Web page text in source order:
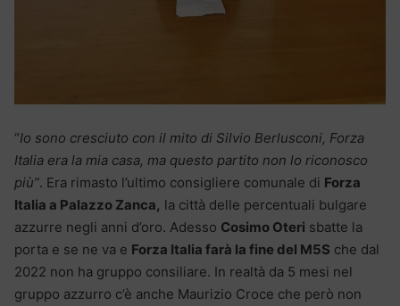
“Io sono cresciuto con il mito di Silvio Berlusconi, Forza
Italia era la mia casa, ma questo partito non lo riconosco
più”. Era rimasto l’ultimo consigliere comunale di Forza
Italia a Palazzo Zanca, la città delle percentuali bulgare
azzurre negli anni d’oro. Adesso Cosimo Oteri sbatte la
porta e se ne va e Forza Italia farà la fine del M5S che dal
2022 non ha gruppo consiliare. In realtà da 5 mesi nel
gruppo azzurro c’è anche Maurizio Croce che però non